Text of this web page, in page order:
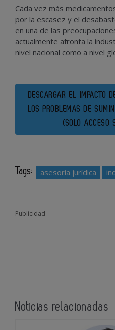
Cada vez más
por la escasez y el
en una de las
actualmente afronta la
nivel nacional como a nivel
DESCARGAR EL IMPACTO
LOS PROBLEMAS DE
(SOLO ACCESO
Tags: asesoría jurídica
Publicidad
Noticias relacionadas